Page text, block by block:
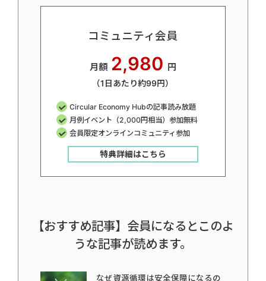
コミュニティ会員
月額 2,980 円
（1日あたり約99円）
Circular Economy Hubの記事読み放題
月例イベント（2,000円相当）参加無料
会員限定オンラインコミュニティ参加
特典詳細はこちら
【おすすめ記事】会員になるとこのよ
うな記事が読めます。
なぜ資源循環は安全保障になるの